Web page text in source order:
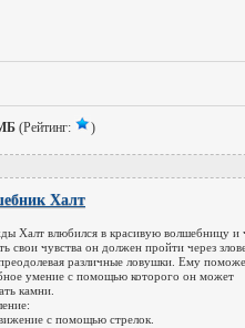
(Рейтинг: )
Халт
Халт влюбился в красивую волшебницу и
свои чувства он должен пройти через
различные ловушки. Ему
умение с помощью которого он может
камни.
с помощью стрелок.